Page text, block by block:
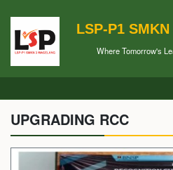
LSP-P1
Where Tomorrow's
UPGRADING RCC